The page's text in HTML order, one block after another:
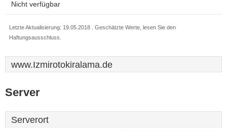
Nicht verfügbar
Letzte Aktualisierung: 19.05.2018 . Geschätzte Werte, lesen Sie den
Haftungsausschluss.
www.Izmirotokiralama.de
Server
Serverort